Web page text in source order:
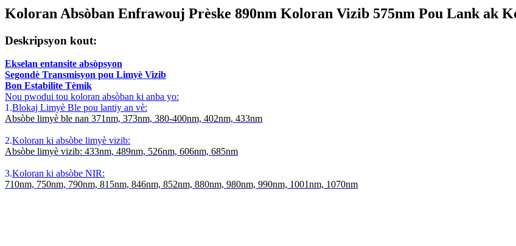
Koloran Absòban Enfrawouj Prèske 890nm Koloran Vizib 575nm Pou Lank ak
Deskripsyon kout:
Ekselan entansite absòpsyon
Segondè Transmisyon pou Limyè Vizib
Bon Estabilite Tèmik
Nou pwodui tou koloran absòban ki anba yo:
1.Blokaj Limyè Ble pou lantiy an vè:
Absòbe limyè ble nan 371nm, 373nm, 380-400nm, 402nm, 433nm
2.Koloran ki absòbe limyè vizib:
Absòbe limyè vizib: 433nm, 489nm, 526nm, 606nm, 685nm
3.Koloran ki absòbe NIR:
710nm, 750nm, 790nm, 815nm, 846nm, 852nm, 880nm, 980nm, 990nm, 1001nm, 1070nm